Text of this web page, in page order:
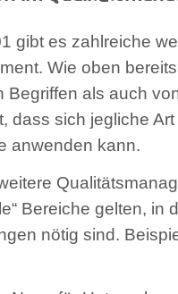
gibt es zahlreiche
Wie oben
Begriffen als auch
dass sich jegliche
anwenden kann.
Bereiche gelten, in
nötig sind.